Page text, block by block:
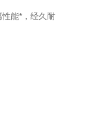
能*，经久耐